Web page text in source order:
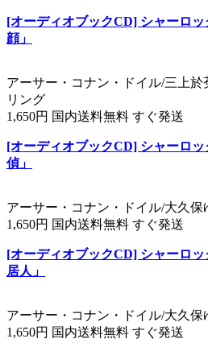
[オーディオブックCD] シャーロ
顔」
アーサー・コナン・ドイル/三上
リング
1,650円 国内送料無料 すぐ発送
[オーディオブックCD] シャーロ
偵」
アーサー・コナン・ドイル/大久
1,650円 国内送料無料 すぐ発送
[オーディオブックCD] シャーロ
居人」
アーサー・コナン・ドイル/大久
1,650円 国内送料無料 すぐ発送